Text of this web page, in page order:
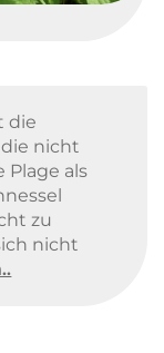
die
nicht
Plage als
zu
nicht